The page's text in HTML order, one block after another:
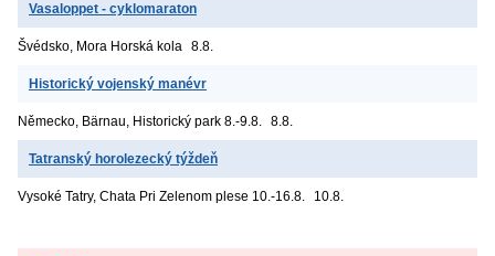
Vasaloppet - cyklomaraton
Švédsko, Mora Horská kola 8.8.
Historický vojenský manévr
Německo, Bärnau, Historický park 8.-9.8. 8.8.
Tatranský horolezecký týždeň
Vysoké Tatry, Chata Pri Zelenom plese 10.-16.8. 10.8.